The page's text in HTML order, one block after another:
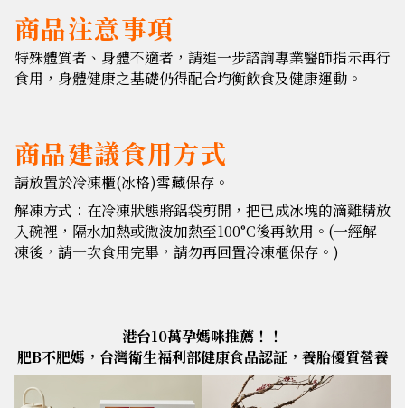
商品注意事項
特殊體質者、身體不適者，請進一步諮詢專業醫師指示再行
食用，身體健康之基礎仍得配合均衡飲食及健康運動。
商品建議食用方式
請放置於冷凍櫃(冰格)雪藏保存。
解凍方式：在冷凍狀態將鋁袋剪開，把已成冰塊的滴雞精放
入碗裡，隔水加熱或微波加熱至100°C後再飲用。(一經解
凍後，請一次食用完畢，請勿再回置冷凍櫃保存。)
港台10萬孕媽咪推薦！！
肥B不肥媽，台灣衛生福利部健康食品認証，養胎優質營養